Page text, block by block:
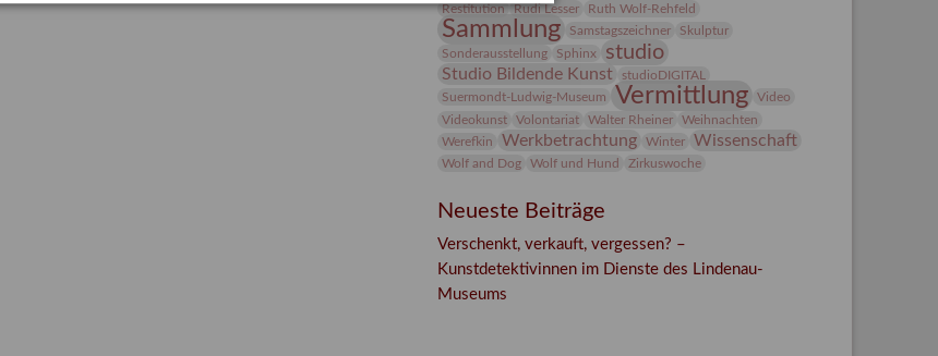
Restitution Rudi Lesser Ruth Wolf-Rehfeld
Sammlung Samstagszeichner
Skulptur
Sonderausstellung
Sphinx studio
Studio Bildende Kunst
studioDIGITAL
Suermondt-Ludwig-Museum
Vermittlung
Video
Videokunst
Volontariat Walter Rheiner
Weihnachten
Werefkin
Werkbetrachtung Winter Wissenschaft
Wolf and Dog Wolf und Hund Zirkuswoche
Neueste Beiträge
Verschenkt, verkauft, vergessen? –
Kunstdetektivinnen im Dienste des Lindenau-
Museums